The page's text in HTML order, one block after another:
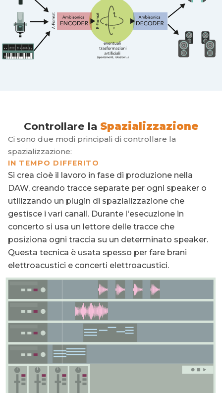
Controllare la Spazializzazione
Ci sono due modi principali di controllare la
spazializzazione:
IN TEMPO DIFFERITO
Si crea cioè il lavoro in fase di produzione nella
DAW, creando tracce separate per ogni speaker o
utilizzando un plugin di spazializzazione che
gestisce i vari canali. Durante l'esecuzione in
concerto si usa un lettore delle tracce che
posiziona ogni traccia su un determinato speaker.
Questa tecnica è usata spesso per fare brani
elettroacustici e concerti elettroacustici.